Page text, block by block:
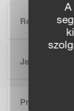
Részletek
Jellemzők
Prospektus